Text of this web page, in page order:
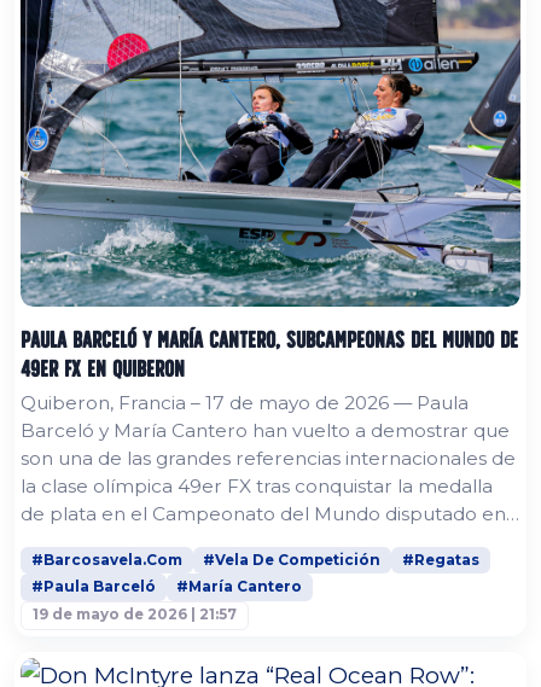
Paula Barceló y María Cantero, subcampeonas del mundo de
49er FX en Quiberon
Quiberon, Francia – 17 de mayo de 2026 — Paula
Barceló y María Cantero han vuelto a demostrar que
son una de las grandes referencias internacionales de
la clase olímpica 49er FX tras conquistar la medalla
de plata en el Campeonato del Mundo disputado en
aguas de Quiberon. La tripulación española llegaba a
la jornada final como líder de la clasificación general
después de una semana muy sólida y consistente. Sin
embargo, el nuevo formato de Medal Series
comprimía las...
#Barcosavela.Com #Vela De Competición
#Regatas
#Paula Barceló
#María Cantero
19 de mayo de 2026 | 21:57